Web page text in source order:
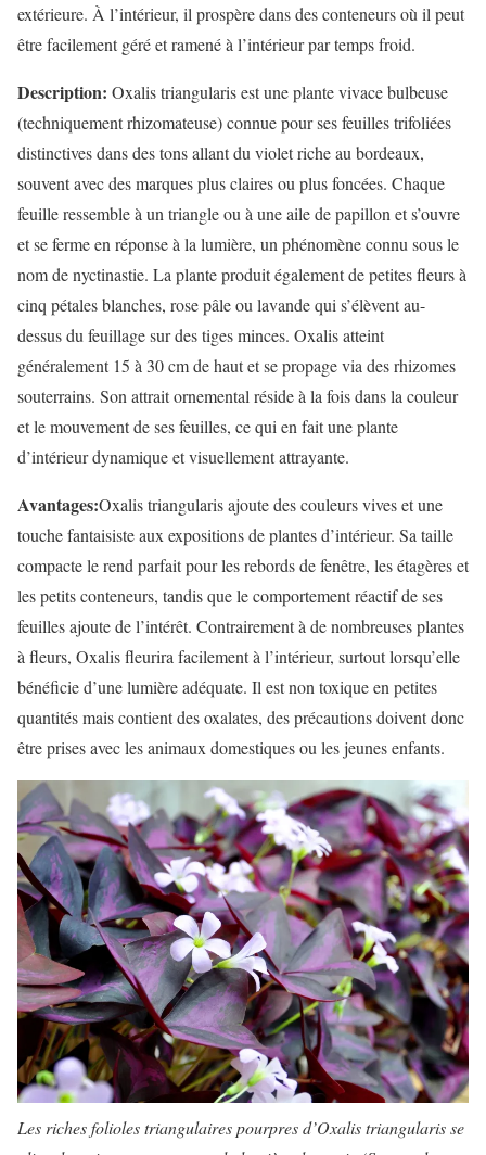
extérieure. À l’intérieur, il prospère dans des conteneurs où il peut
être facilement géré et ramené à l’intérieur par temps froid.
Description: Oxalis triangularis est une plante vivace bulbeuse
(techniquement rhizomateuse) connue pour ses feuilles trifoliées
distinctives dans des tons allant du violet riche au bordeaux,
souvent avec des marques plus claires ou plus foncées. Chaque
feuille ressemble à un triangle ou à une aile de papillon et s’ouvre
et se ferme en réponse à la lumière, un phénomène connu sous le
nom de nyctinastie. La plante produit également de petites fleurs à
cinq pétales blanches, rose pâle ou lavande qui s’élèvent au-
dessus du feuillage sur des tiges minces. Oxalis atteint
généralement 15 à 30 cm de haut et se propage via des rhizomes
souterrains. Son attrait ornemental réside à la fois dans la couleur
et le mouvement de ses feuilles, ce qui en fait une plante
d’intérieur dynamique et visuellement attrayante.
Avantages:Oxalis triangularis ajoute des couleurs vives et une
touche fantaisiste aux expositions de plantes d’intérieur. Sa taille
compacte le rend parfait pour les rebords de fenêtre, les étagères et
les petits conteneurs, tandis que le comportement réactif de ses
feuilles ajoute de l’intérêt. Contrairement à de nombreuses plantes
à fleurs, Oxalis fleurira facilement à l’intérieur, surtout lorsqu’elle
bénéficie d’une lumière adéquate. Il est non toxique en petites
quantités mais contient des oxalates, des précautions doivent donc
être prises avec les animaux domestiques ou les jeunes enfants.
Les riches folioles triangulaires pourpres d’Oxalis triangularis se